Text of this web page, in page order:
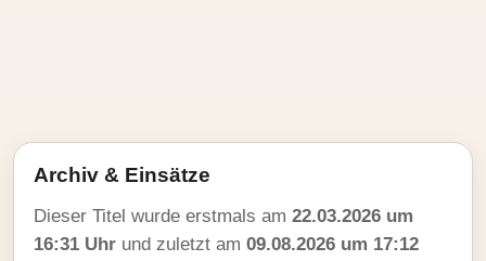
Archiv & Einsätze
Dieser Titel wurde erstmals am 22.03.2026 um
16:31 Uhr und zuletzt am 09.08.2026 um 17:12